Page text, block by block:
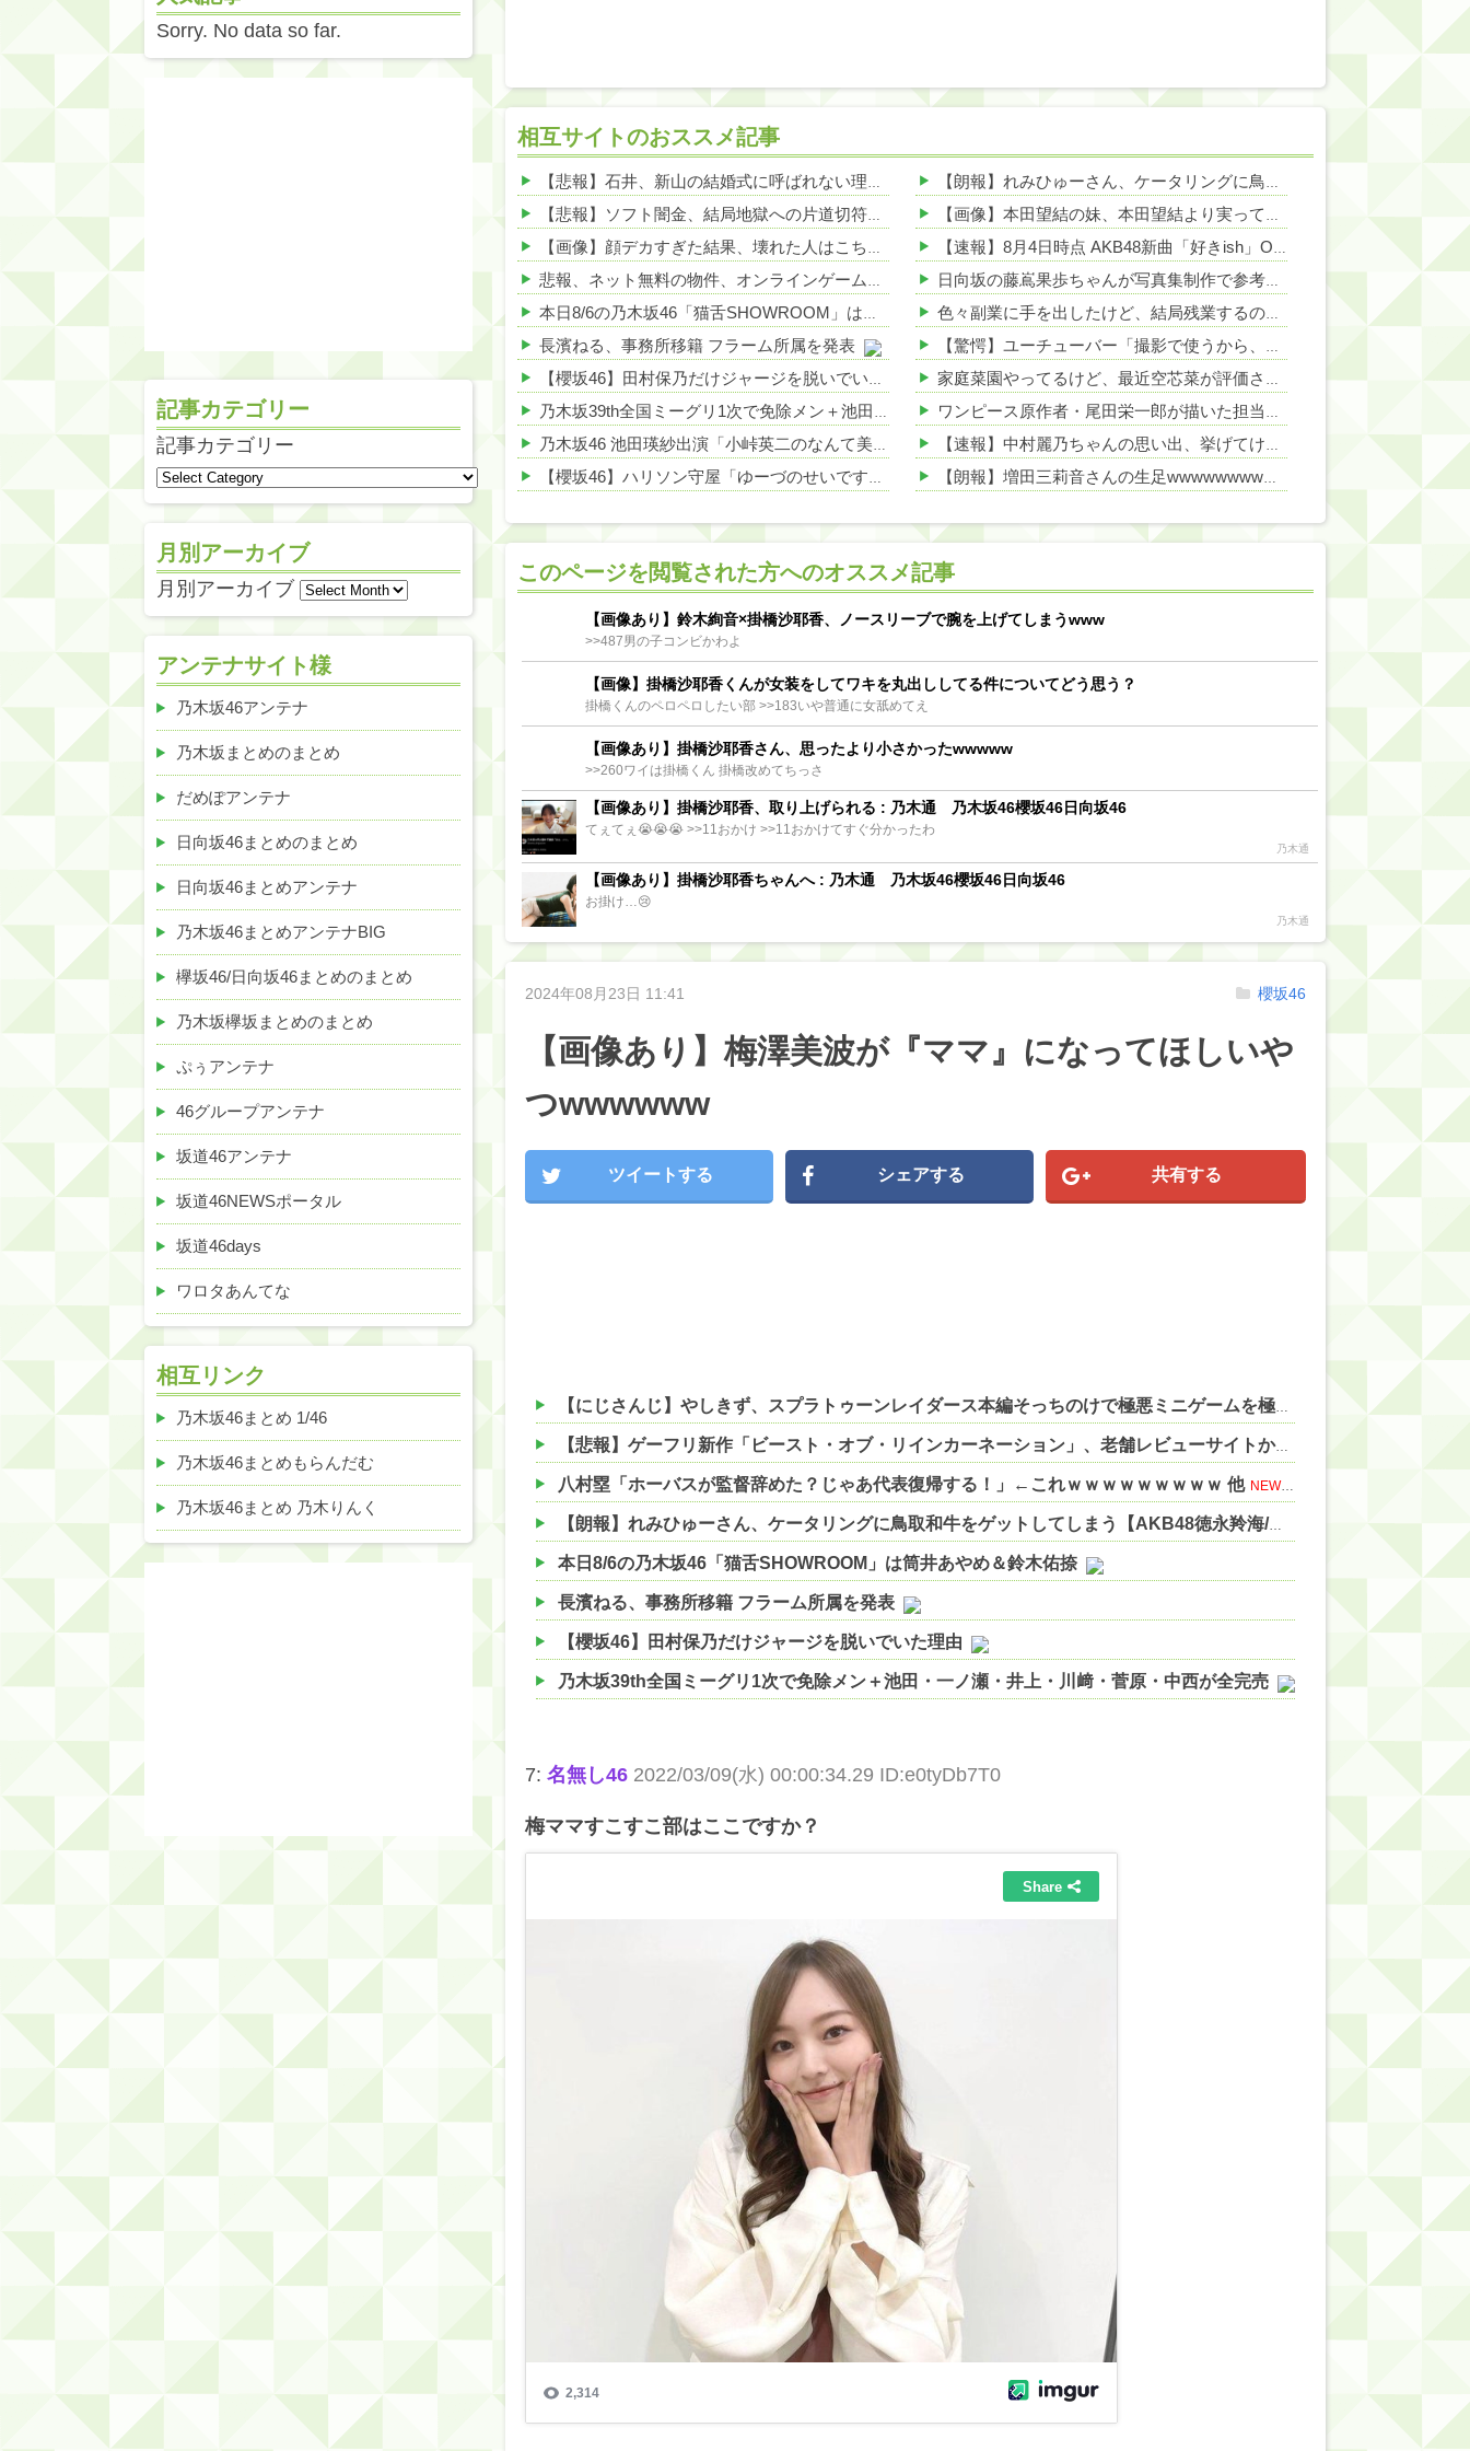
相互サイトのおススメ記事
【悲報】石井、新山の結婚式に呼ばれない理由がこちらwwwwww 他 NEW!
【悲報】ソフト闇金、結局地獄への片道切符www 他 NEW!
【画像】顔デカすぎた結果、壊れた人はこちらwwwwww 他 NEW!
悲報、ネット無料の物件、オンラインゲーム勢が地獄を見る模様wwwwww 他 NEW!
本日8/6の乃木坂46「猫舌SHOWROOM」は筒井あやめ＆鈴木佑捺
長濱ねる、事務所移籍 フラーム所属を発表
【櫻坂46】田村保乃だけジャージを脱いでいた理由
乃木坂39th全国ミーグリ1次で免除メン＋池田・一ノ瀬・井上・川﨑・菅原・中西が全完売
乃木坂46 池田瑛紗出演「小峠英二のなんて美だ！」テーマ：徳川家康【2025.8.5 24:00〜 TOKYO MX】
【櫻坂46】ハリソン守屋「ゆーづのせいです」【ラヴィット!】
【日向坂46】この月、何かあるのか！？『お願いバッハ！』ミーグリ日程がこちら
Powered by livedoor 相互RSS
【朗報】れみひゅーさん、ケータリングに鳥取和牛をゲットしてしまう【AKB48徳永羚海/坂川陽香】
【画像】本田望結の妹、本田望結より実ってしまうｗｗｗｗｗ
【速報】8月4日時点 AKB48新曲「好きish」OS盤 メンバー個別完売表キタ━━━(ﾟ∀ﾟ)━━━━!! 【次作…布袋百椛、成田香姫奈、森川...
日向坂の藤嶌果歩ちゃんが写真集制作で参考にした元乃木坂メンバーがコチラ！！！【元乃木坂46】
色々副業に手を出したけど、結局残業するのが1番稼げるな NEW!
【驚愕】ユーチューバー「撮影で使うから、この高級時計も車もぜ～んぶ経費でタダ！ｗ」←まさかコレ本気にしてる奴なんておらんよな？よな？w w w w w w w w w w w
家庭菜園やってるけど、最近空芯菜が評価され過ぎだと思う！！！！！
ワンピース原作者・尾田栄一郎が描いた担当編集の似顔絵「ムダに東大卒」
【速報】中村麗乃ちゃんの思い出、挙げてけwwwwwwwwwww
【朗報】増田三莉音さんの生足wwwwwwwwwwww
乃木坂46『オリコン上半期SG1位獲得!!』←もうこれ今が全盛期だろwwwwww
Powered by livedoor 相互RSS
このページを閲覧された方へのオススメ記事
【画像あり】鈴木絢音×掛橋沙耶香、ノースリーブで腕を上げてしまうwww
>>487男の子コンビかわよ
【画像】掛橋沙耶香くんが女装をしてワキを丸出ししてる件についてどう思う？
掛橋くんのペロペロしたい部 >>183いや普通に女舐めてえ
【画像あり】掛橋沙耶香さん、思ったより小さかったwwwww
>>260ワイは掛橋くん 掛橋改めてちっさ
【画像あり】掛橋沙耶香、取り上げられる : 乃木通 乃木坂46櫻坂46日向坂46
てぇてぇ😭😭😭 >>11おかけ >>11おかけてすぐ分かったわ
乃木通
【画像あり】掛橋沙耶香ちゃんへ : 乃木通 乃木坂46櫻坂46日向坂46
お掛け…😢
乃木通
2024年08月23日 11:41
【画像あり】梅澤美波が『ママ』になってほしいや
つwwwwww
櫻坂46
ツイートする シェアする 共有する
【にじさんじ】やしきず、スプラトゥーンレイダース本編そっちのけで極悪ミニゲームを極めようとする 他
【悲報】ゲーフリ新作「ビースト・オブ・リインカーネーション」、老舗レビューサイトからボロクソ言われてしまう 他
八村塁「ホーバスが監督辞めた？じゃあ代表復帰する！」←これｗｗｗｗｗｗｗｗｗ 他 NEW!
【朗報】れみひゅーさん、ケータリングに鳥取和牛をゲットしてしまう【AKB48徳永羚海/坂川陽香】
本日8/6の乃木坂46「猫舌SHOWROOM」は筒井あやめ＆鈴木佑捺
長濱ねる、事務所移籍 フラーム所属を発表
【櫻坂46】田村保乃だけジャージを脱いでいた理由
乃木坂39th全国ミーグリ1次で免除メン＋池田・一ノ瀬・井上・川﨑・菅原・中西が全完売
【櫻坂46】ミーグリで喧嘩！？山下瞳月、これはマジギレしてる
【速報】中村麗乃ちゃんの思い出、挙げてけwwwwwwwwwww
【川﨑桜】まあ、でも筑駒は断れないだろ？
筒井あやめ、アレをチラリ。こういう偶然の方が官能的だよな？
Powered by livedoor 相互RSS
7: 名無し46 2022/03/09(水) 00:00:34.29 ID:e0tyDb7T0
梅ママすこすこ部はここですか？
Sorry. No data so far.
記事カテゴリー
記事カテゴリー
月別アーカイブ
月別アーカイブ
アンテナサイト様
乃木坂46アンテナ
乃木坂まとめのまとめ
だめぽアンテナ
日向坂46まとめのまとめ
日向坂46まとめアンテナ
乃木坂46まとめアンテナBIG
欅坂46/日向坂46まとめのまとめ
乃木坂欅坂まとめのまとめ
ぷぅアンテナ
46グループアンテナ
坂道46アンテナ
坂道46NEWSポータル
坂道46days
ワロタあんてな
相互リンク
乃木坂46まとめ 1/46
乃木坂46まとめもらんだむ
乃木坂46まとめ 乃木りんく